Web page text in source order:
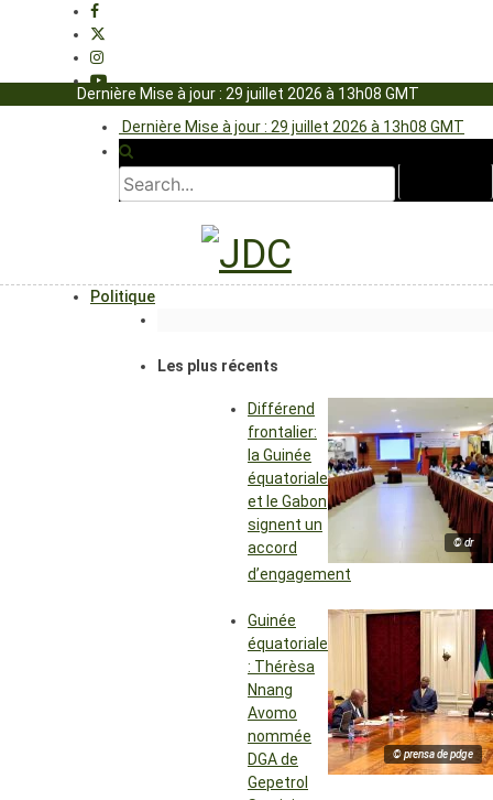
Dernière Mise à jour : 29 juillet 2026 à 13h08 GMT
Dernière Mise à jour : 29 juillet 2026 à 13h08 GMT
Politique
Les plus récents
© dr
Différend
frontalier:
la Guinée
équatoriale
et le Gabon
signent un
accord
d’engagement
© prensa de pdge
Guinée
équatoriale
: Thérèsa
Nnang
Avomo
nommée
DGA de
Gepetrol